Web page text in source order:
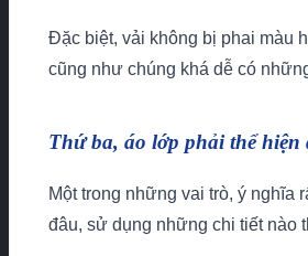
Đặc biệt, vải không bị phai màu
cũng như chúng khá dễ có
Thứ ba, áo lớp phải thể
Một trong những vai trò, ý nghĩa
đâu, sử dụng những chi tiết nào